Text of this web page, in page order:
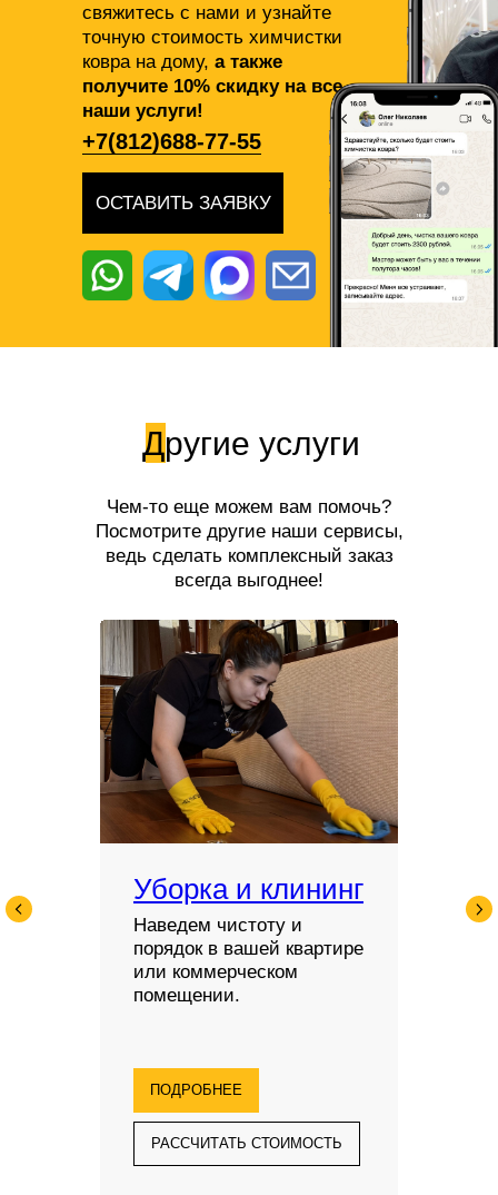
свяжитесь с нами и узнайте
точную стоимость химчистки
ковра на дому, а также
получите 10% скидку на все
наши услуги!
ОСТАВИТЬ ЗАЯВКУ
+7(812)688-77-55
Другие услуги
Чем-то еще можем вам помочь?
Посмотрите другие наши сервисы,
ведь сделать комплексный заказ
всегда выгоднее!
Уборка и клининг
Наведем чистоту и
порядок в вашей квартире
или коммерческом
помещении.
ПОДРОБНЕЕ
РАССЧИТАТЬ СТОИМОСТЬ